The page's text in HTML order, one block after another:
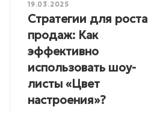
19.03.2025
Стратегии для роста
продаж: Как
эффективно
использовать шоу-
листы «Цвет
настроения»?